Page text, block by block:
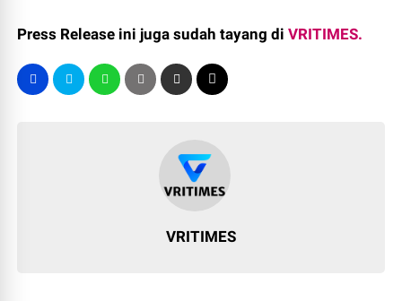
Press Release ini juga sudah tayang diVRITIMES.
VRITIMES